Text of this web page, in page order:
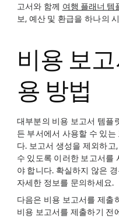
고서와 함께 여행 플래너 템
보, 예산 및 환급을 하나의
비용 보
용 방법
대부분의 비용 보고서 템플
든 부서에서 사용할 수 있
다. 보고서 생성을 제외하
수 있도록 이러한 보고서를
야 합니다. 확실하지 않은
자세한 정보를 문의하세요.
다음은 비용 보고서를 제출
비용 보고서를 제출하기 전